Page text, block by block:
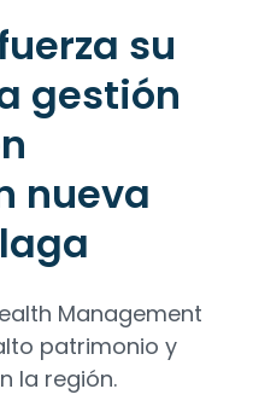
su
gestión
nueva
Management
patrimonio y
la región.